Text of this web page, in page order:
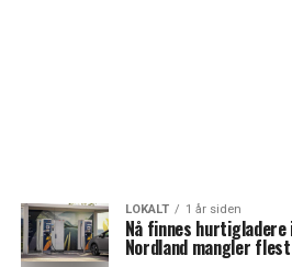
LOKALT 1 år siden
Nå finnes
Nordland mangler flest